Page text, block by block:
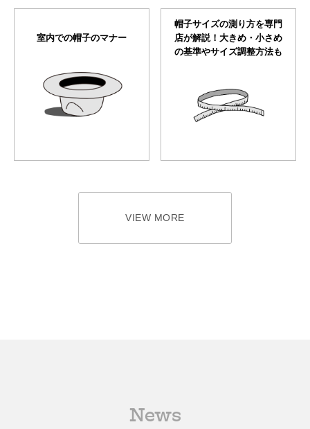
室内での帽子のマナー
帽子サイズの測り方を専門
店が解説！大きめ・小さめ
の基準やサイズ調整方法も
VIEW MORE
News